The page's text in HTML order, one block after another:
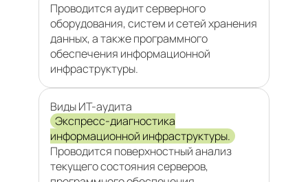
Проводится аудит серверного
оборудования, систем и сетей хранения
данных, а также программного
обеспечения информационной
инфраструктуры.
Виды ИТ-аудита
Экспресс-диагностика
информационной инфраструктуры.
Проводится поверхностный анализ
текущего состояния серверов,